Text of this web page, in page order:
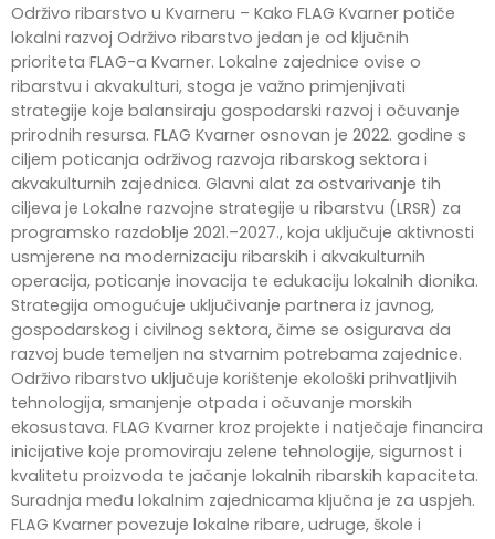
Održivo ribarstvo u Kvarneru – Kako FLAG Kvarner potiče
lokalni razvoj Održivo ribarstvo jedan je od ključnih
prioriteta FLAG-a Kvarner. Lokalne zajednice ovise o
ribarstvu i akvakulturi, stoga je važno primjenjivati
strategije koje balansiraju gospodarski razvoj i očuvanje
prirodnih resursa. FLAG Kvarner osnovan je 2022. godine s
ciljem poticanja održivog razvoja ribarskog sektora i
akvakulturnih zajednica. Glavni alat za ostvarivanje tih
ciljeva je Lokalne razvojne strategije u ribarstvu (LRSR) za
programsko razdoblje 2021.–2027., koja uključuje aktivnosti
usmjerene na modernizaciju ribarskih i akvakulturnih
operacija, poticanje inovacija te edukaciju lokalnih dionika.
Strategija omogućuje uključivanje partnera iz javnog,
gospodarskog i civilnog sektora, čime se osigurava da
razvoj bude temeljen na stvarnim potrebama zajednice.
Održivo ribarstvo uključuje korištenje ekološki prihvatljivih
tehnologija, smanjenje otpada i očuvanje morskih
ekosustava. FLAG Kvarner kroz projekte i natječaje financira
inicijative koje promoviraju zelene tehnologije, sigurnost i
kvalitetu proizvoda te jačanje lokalnih ribarskih kapaciteta.
Suradnja među lokalnim zajednicama ključna je za uspjeh.
FLAG Kvarner povezuje lokalne ribare, udruge, škole i